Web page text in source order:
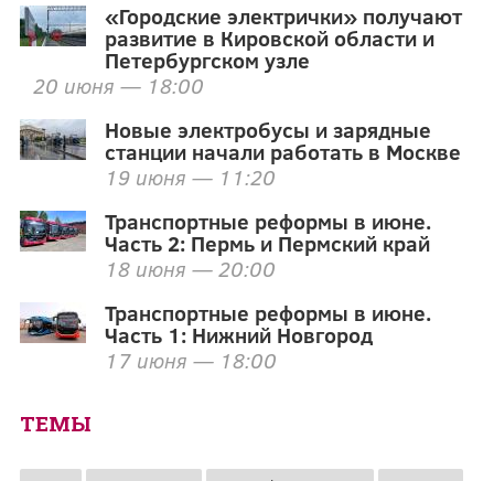
«Городские электрички» получают
развитие в Кировской области и
Петербургском узле
20 июня — 18:00
Новые электробусы и зарядные
станции начали работать в Москве
19 июня — 11:20
Транспортные реформы в июне.
Часть 2: Пермь и Пермский край
18 июня — 20:00
Транспортные реформы в июне.
Часть 1: Нижний Новгород
17 июня — 18:00
ТЕМЫ